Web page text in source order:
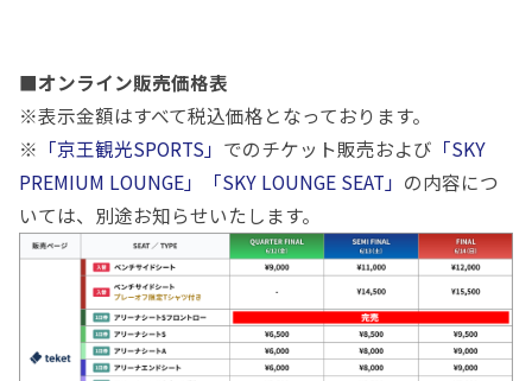
■オンライン販売価格表
※表示金額はすべて税込価格となっております。
※ 「京王観光SPORTS」 でのチケット販売および 「SKY
PREMIUM LOUNGE」「SKY LOUNGE SEAT 」 の内容につ
いては、別途お知らせいたします。